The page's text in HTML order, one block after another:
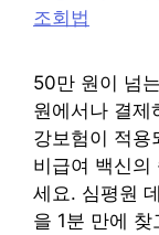
50만 원이 넘
원에서나 결제
강보험이 적용
비급여 백신의
세요. 심평원
을 1분 만에